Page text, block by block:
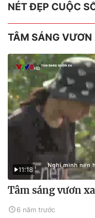
NÉT ĐẸP CUỘC
TÂM SÁNG VƯƠN
11:18
Tâm sáng vươn
6 năm trước